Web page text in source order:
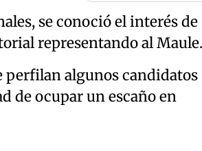
se conoció el interés de
representando al Maule.
perfilan algunos candidatos
de ocupar un escaño en